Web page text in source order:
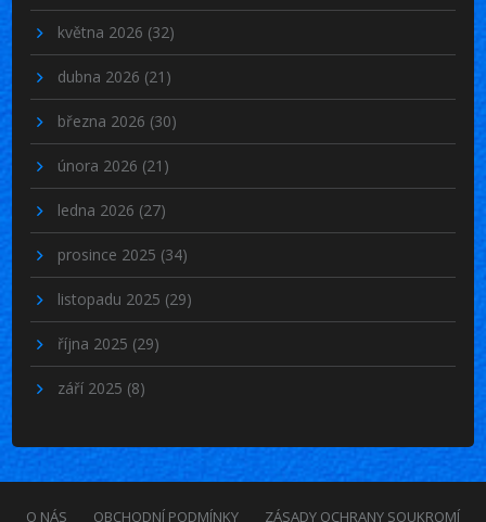
května 2026 (32)
dubna 2026 (21)
března 2026 (30)
února 2026 (21)
ledna 2026 (27)
prosince 2025 (34)
listopadu 2025 (29)
října 2025 (29)
září 2025 (8)
O NÁS OBCHODNÍ PODMÍNKY ZÁSADY OCHRANY SOUKROMÍ